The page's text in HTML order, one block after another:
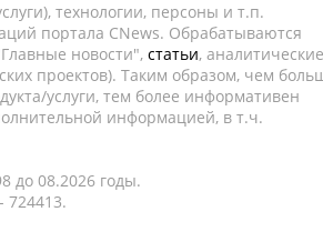
технологии, персоны и т.п.
портала CNews. Обрабатываются
новости", статьи, аналитические
проектов). Таким образом, чем
услуги, тем более информативен
информацией, в т.ч.
до 08.2026 годы.
724413.